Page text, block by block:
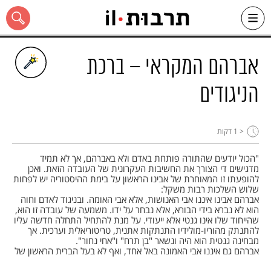
Skip
content
כל האתר
אברהם המקראי – ברכת
הניגודים
< 1 דקות
"הכול יודעים שהתורה פותחת באדם ולא באברהם, אך לא תמיד
מדגישים די הצורך את החשיבות העקרונית של העובדה הזאת. ואכן
להופעתו זו המאוחרת של אבינו הראשון על בימת ההיסטוריה יש לפחות
שלוש השלכות רבות משקל:
אברהם אבינו איננו אבי האנושות, אלא אבי האומה. ובניגוד לאדם וחוה
הוא לא נברא בידי הבורא, אלא נבחר על ידו. משמעה של עובדה זו הוא,
שהייחוד שלו אינו גנטי אלא ייעודי. על מנת להתחיל התחלה חדשה עליו
להתנתק מהוריו-מולידיו התנתקות אתנית, טריטוריאלית וערכית. אך
מבחינה גנטית הוא היה ונשאר "בן תרח" ו"אחי נחור".
אברהם גם איננו אבי האמונה באל אחד, ואף לא בעל הברית הראשון של